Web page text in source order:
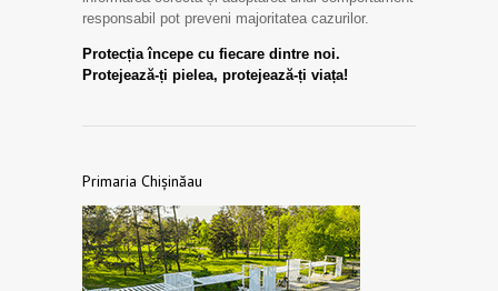
responsabil pot preveni majoritatea cazurilor.
Protecția începe cu fiecare dintre noi.
Protejează-ți pielea, protejează-ți viața!
Primaria Chișinăau